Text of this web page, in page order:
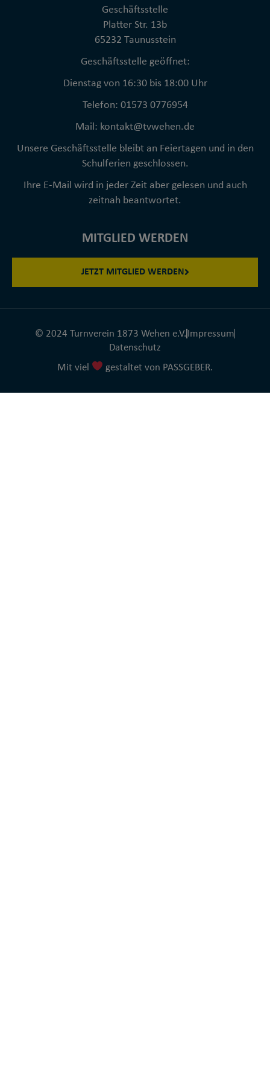
Geschäftsstelle
Platter Str. 13b
65232 Taunusstein
Geschäftsstelle geöffnet:
Dienstag von 16:30 bis 18:00 Uhr
Telefon: 01573 0776954
Mail: kontakt@tvwehen.de
Unsere Geschäftsstelle bleibt an Feiertagen und in den
Schulferien geschlossen.
Ihre E-Mail wird in jeder Zeit aber gelesen und auch
zeitnah beantwortet.
MITGLIED WERDEN
JETZT MITGLIED WERDEN
© 2024 Turnverein 1873 Wehen e.V. Impressum
Datenschutz
Mit viel
gestaltet von PASSGEBER.